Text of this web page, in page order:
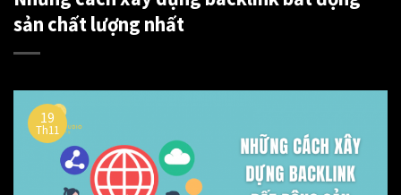
sản chất lượng nhất
19
Th11